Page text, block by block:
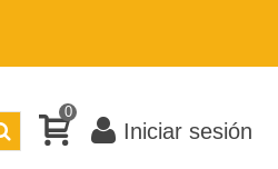
0
Iniciar sesión